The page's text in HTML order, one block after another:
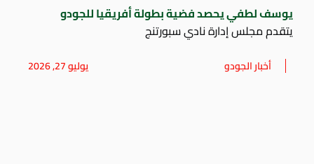
يوسف لطفي يحصد فضية بطولة أفريقيا للجودو
يتقدم مجلس إدارة نادي سبورتنج
أخبار الجودو يوليو 27, 2026